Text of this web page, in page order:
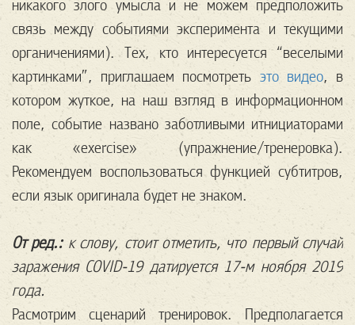
никакого злого умысла и не можем предположить
связь между событиями эксперимента и текущими
органичениями). Тех, кто интересуется “веселыми
картинками”, приглашаем посмотреть это видео, в
котором жуткое, на наш взгляд в информационном
поле, событие названо заботливыми итнициаторами
как «exercise» (упражнение/тренеровка).
Рекомендуем воспользоваться функцией субтитров,
если язык оригинала будет не знаком.
От ред.:к слову, стоит отметить, что первый случай
заражения COVID-19 датируется 17-м ноября 2019
года.
Расмотрим сценарий тренировок. Предполагается